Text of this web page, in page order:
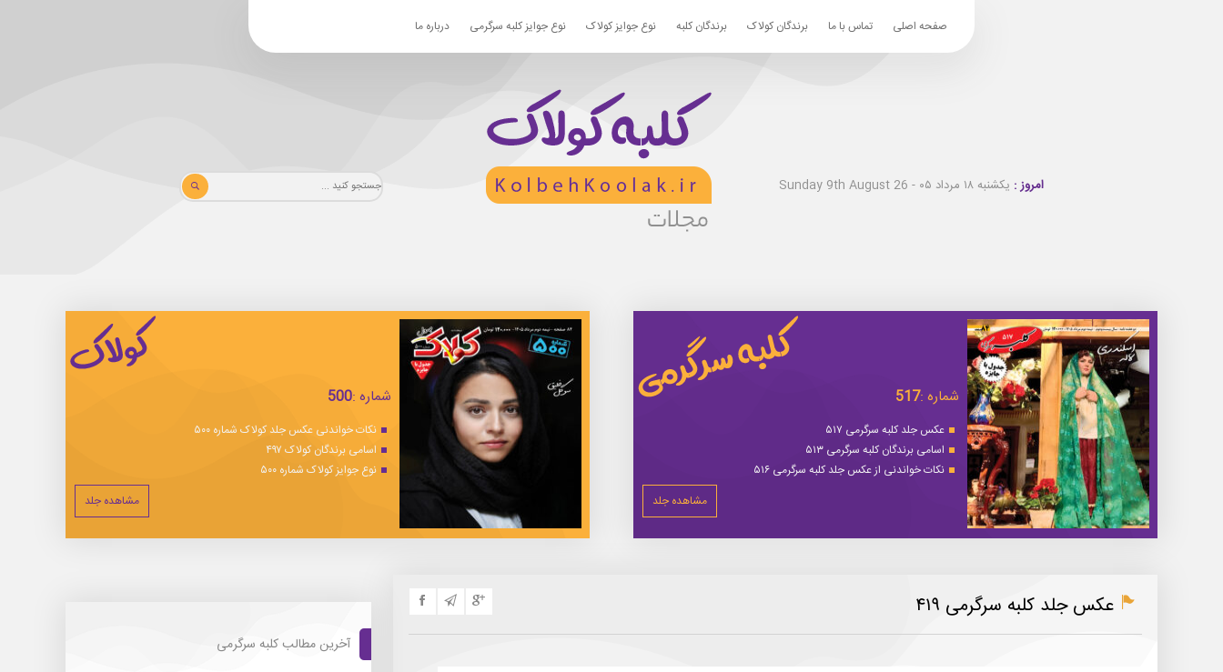
صفحه اصلی تماس با ما برندگان کولاک برندگان کلبه نوع جوایز کولاک نوع جوایز کلبه سرگرمی درباره ما
امروز : یکشنبه ۱۸ مرداد ۰۵ - Sunday 9th August 26
شماره :517
عکس جلد کلبه سرگرمی ۵۱۷
اسامی برندگان کلبه سرگرمی ۵۱۳
نکات خواندنی از عکس جلد کلبه سرگرمی ۵۱۶
مشاهده جلد
شماره :500
نکات خواندنی عکس جلد کولاک شماره ۵۰۰
اسامی برندگان کولاک ۴۹۷
نوع جوایز کولاک شماره ۵۰۰
مشاهده جلد
عکس جلد کلبه سرگرمی ۴۱۹
آخرین مطالب کلبه سرگرمی